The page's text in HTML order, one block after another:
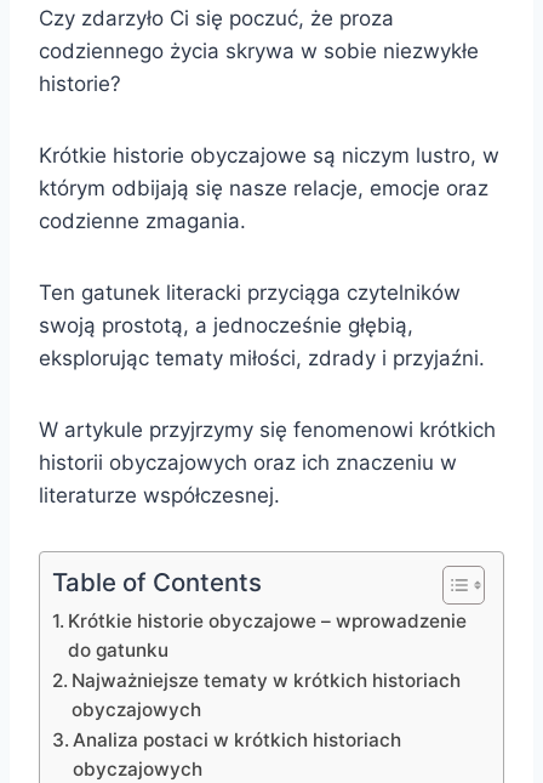
Czy zdarzyło Ci się poczuć, że proza
codziennego życia skrywa w sobie niezwykłe
historie?
Krótkie historie obyczajowe są niczym lustro, w
którym odbijają się nasze relacje, emocje oraz
codzienne zmagania.
Ten gatunek literacki przyciąga czytelników
swoją prostotą, a jednocześnie głębią,
eksplorując tematy miłości, zdrady i przyjaźni.
W artykule przyjrzymy się fenomenowi krótkich
historii obyczajowych oraz ich znaczeniu w
literaturze współczesnej.
Table of Contents
Krótkie historie obyczajowe – wprowadzenie
do gatunku
Najważniejsze tematy w krótkich historiach
obyczajowych
Analiza postaci w krótkich historiach
obyczajowych